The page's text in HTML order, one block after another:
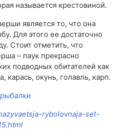
называется крестовиной.
является то, что она
Для этого ее достаточно
Стоит отметить, что
– паук прекрасно
подводных обитателей как
карась, окунь, голавль, карп.
rybolovnaja-set-